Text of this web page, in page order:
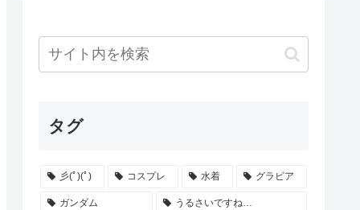
タグ
彡(ﾟ)(ﾟ) コスプレ 水着 グラビア
ガンダム うるさいですね…